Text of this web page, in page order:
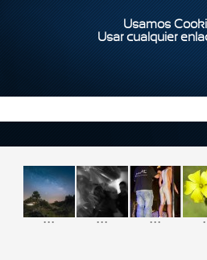
Usamos
Usar cualquier
... ... ...